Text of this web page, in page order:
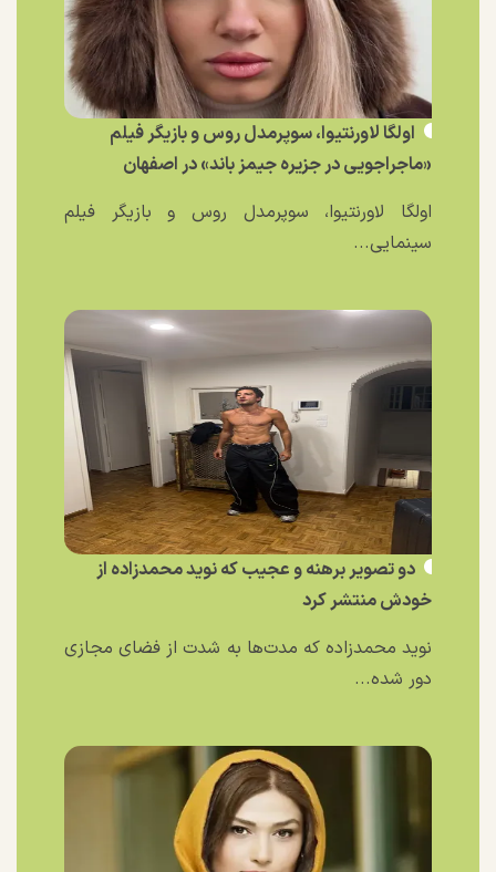
اولگا لاورنتیوا، سوپرمدل روس و بازیگر فیلم
«ماجراجویی در جزیره جیمز باند» در اصفهان
اولگا لاورنتیوا، سوپرمدل روس و بازیگر فیلم
سینمایی...
دو تصویر برهنه و عجیب که نوید محمدزاده از
خودش منتشر کرد
نوید محمدزاده که مدت‌ها به شدت از فضای مجازی
دور شده...